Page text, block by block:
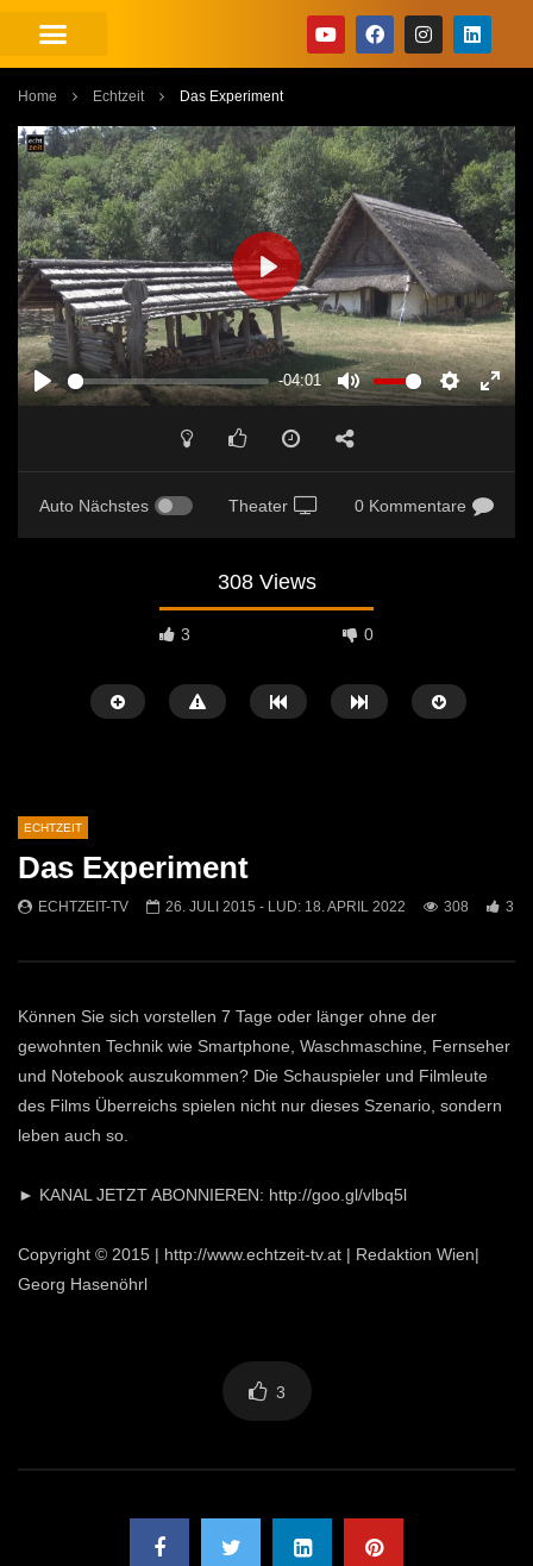
Home Echtzeit Das Experiment
PLAY
-04:01
MUTE SETTINGS
PLAY
Auto Nächstes Theater 0 Kommentare
308 Views
3 0
Mittendrin
Kammern
613
ECHTZEIT
Das Experiment
ECHTZEIT-TV 26. JULI 2015 - LUD: 18. APRIL 2022 308 3
Können Sie sich vorstellen 7 Tage oder länger ohne der
gewohnten Technik wie Smartphone, Waschmaschine, Fernseher
und Notebook auszukommen? Die Schauspieler und Filmleute
des Films Überreichs spielen nicht nur dieses Szenario, sondern
leben auch so.
► KANAL JETZT ABONNIEREN: http://goo.gl/vlbq5l
Copyright © 2015 | http://www.echtzeit-tv.at | Redaktion Wien|
Georg Hasenöhrl
3